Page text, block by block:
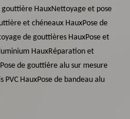
gouttière HauxNettoyage et pose
et chéneaux HauxPose de
de gouttières HauxPose et
HauxRéparation et
Pose de gouttière alu sur mesure
PVC HauxPose de bandeau alu